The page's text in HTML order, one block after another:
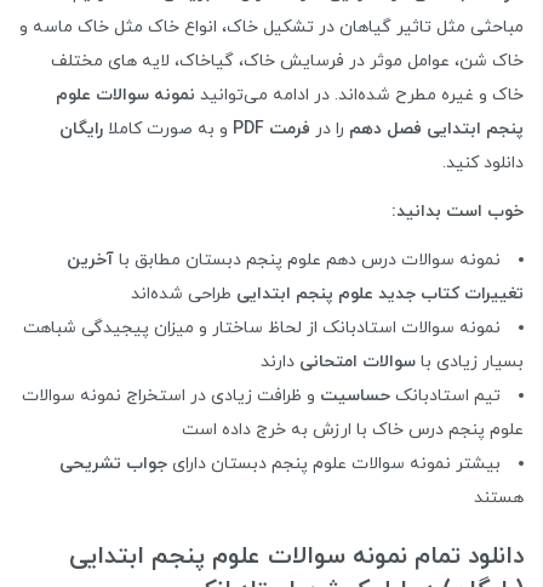
مباحثی مثل تاثیر گیاهان در تشکیل خاک، انواع خاک مثل خاک ماسه و
خاک شن، عوامل موثر در فرسایش خاک، گیاخاک، لایه های مختلف
خاک و غیره مطرح شده‌اند. در ادامه می‌توانید نمونه سوالات علوم
پنجم ابتدایی فصل دهم را در فرمت PDF و به صورت کاملا رایگان
دانلود کنید.
خوب است بدانید:
نمونه سوالات درس دهم علوم پنجم دبستان مطابق با آخرین
تغییرات کتاب جدید علوم پنجم ابتدایی طراحی شده‌اند
نمونه سوالات استادبانک از لحاظ ساختار و میزان پیجیدگی شباهت
بسیار زیادی با سوالات امتحانی دارند
تیم استادبانک حساسیت و ظرافت زیادی در استخراج نمونه سوالات
علوم پنجم درس خاک با ارزش به خرج داده است
بیشتر نمونه سوالات علوم پنجم دبستان دارای جواب تشریحی
هستند
دانلود تمام نمونه سوالات علوم پنجم ابتدایی